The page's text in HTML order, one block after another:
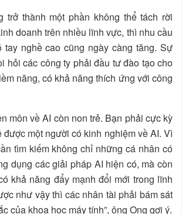
trở thành một phần không thể tách rời
doanh trên nhiều lĩnh vực, thì nhu cầu
tay nghề cao cũng ngày càng tăng. Sự
hỏi các công ty phải đầu tư đào tạo cho
năng, có khả năng thích ứng với công
môn về AI còn non trẻ. Bạn phải cực kỳ
được một người có kinh nghiệm về AI. Vì
tìm kiếm không chỉ những cá nhân có
dụng các giải pháp AI hiện có, mà còn
khả năng đẩy mạnh đổi mới trong lĩnh
như vậy thì các nhân tài phải bám sát
của khoa học máy tính”, ông Ong gợi ý.